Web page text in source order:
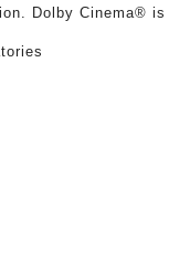
Dolby Cinema® is